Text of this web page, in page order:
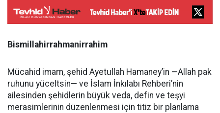
Bismillahirrahmanirrahim
Mücahid imam, şehid Ayetullah Hamaney’in —Allah pak
ruhunu yüceltsin— ve İslam İnkılabı Rehberi’nin
ailesinden şehidlerin büyük veda, defin ve teşyi
merasimlerinin düzenlenmesi için titiz bir planlama